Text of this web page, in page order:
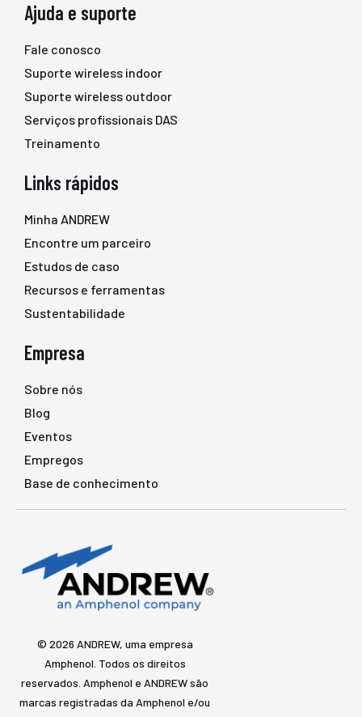
Ajuda e suporte
Fale conosco
Suporte wireless indoor
Suporte wireless outdoor
Serviços profissionais DAS
Treinamento
Links rápidos
Minha ANDREW
Encontre um parceiro
Estudos de caso
Recursos e ferramentas
Sustentabilidade
Empresa
Sobre nós
Blog
Eventos
Empregos
Base de conhecimento
© 2026 ANDREW, uma empresa
Amphenol. Todos os direitos
reservados. Amphenol e ANDREW são
marcas registradas da Amphenol e/ou